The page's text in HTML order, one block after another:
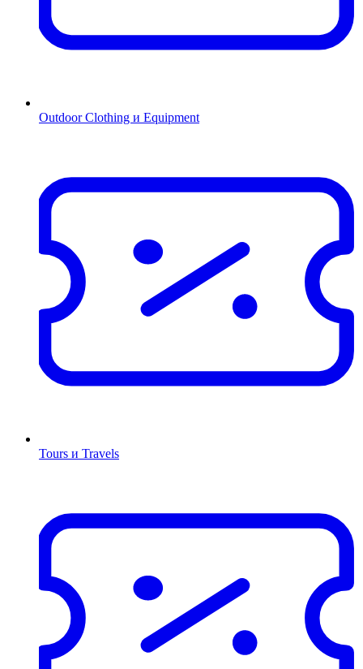
Outdoor Clothing и Equipment
Tours и Travels